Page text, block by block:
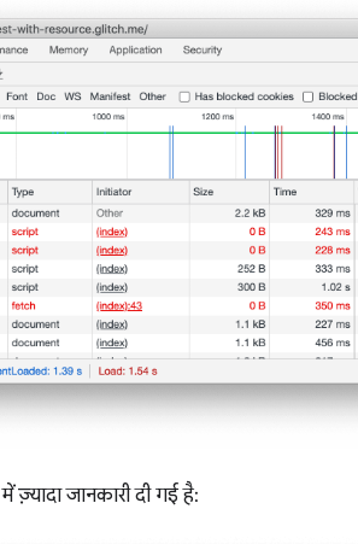
जानकारी दी गई है: